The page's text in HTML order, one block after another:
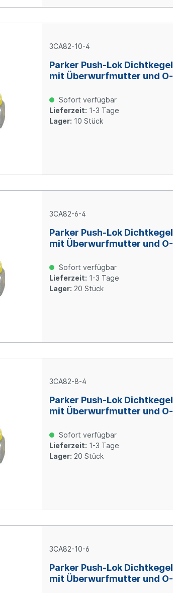
3CA82-10-4
Parker Push-Lok Dichtkegel
mit Überwurfmutter und O-
verzinkt
Sofort verfügbar
Lieferzeit: 1-3 Tage
Lager: 10 Stück
3CA82-6-4
Parker Push-Lok Dichtkegel
mit Überwurfmutter und O-
verzinkt
Sofort verfügbar
Lieferzeit: 1-3 Tage
Lager: 20 Stück
3CA82-8-4
Parker Push-Lok Dichtkegel
mit Überwurfmutter und O-
verzinkt
Sofort verfügbar
Lieferzeit: 1-3 Tage
Lager: 20 Stück
3CA82-10-6
Parker Push-Lok Dichtkegel
mit Überwurfmutter und O-